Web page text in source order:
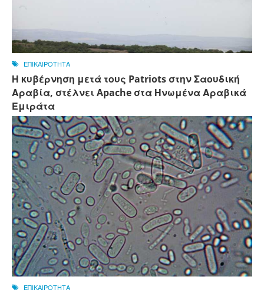
ΕΠΙΚΑΙΡΟΤΗΤΑ
Η κυβέρνηση μετά τους Patriots στην Σαουδική
Αραβία, στέλνει Apache στα Ηνωμένα Αραβικά
Εμιράτα
ΕΠΙΚΑΙΡΟΤΗΤΑ